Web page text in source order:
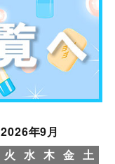
2026年9月
火 水 木 金 土